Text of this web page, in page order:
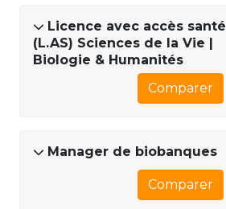
Licence avec accès santé
(L.AS) Sciences de la Vie |
Biologie & Humanités
Comparer
Manager de biobanques
Comparer